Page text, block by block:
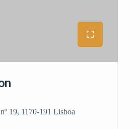
19, 1170-191 Lisboa